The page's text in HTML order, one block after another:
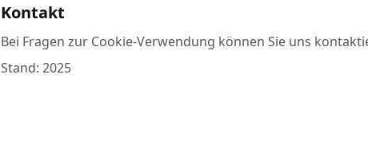
Kontakt
Bei Fragen zur Cookie-Verwendung können Sie uns
Stand: 2025